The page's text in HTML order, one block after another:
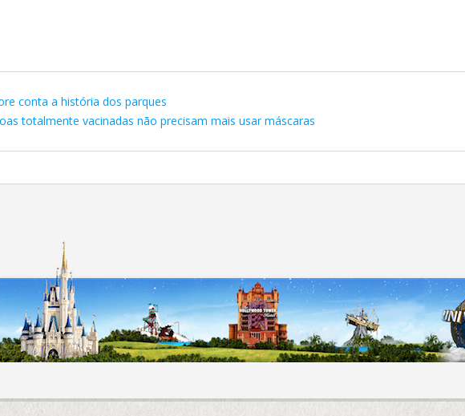
conta a história dos parques
totalmente vacinadas não precisam mais usar máscaras